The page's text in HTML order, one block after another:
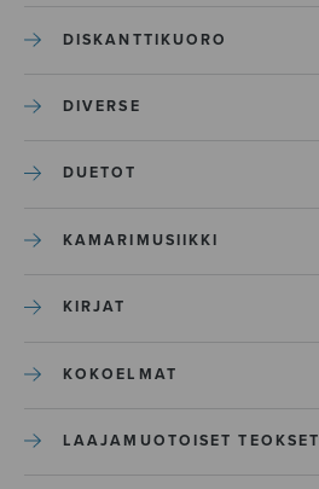
DISKANTTIKUORO
DIVERSE
DUETOT
KAMARIMUSIIKKI
KIRJAT
KOKOELMAT
LAAJAMUOTOISET TEOKSET